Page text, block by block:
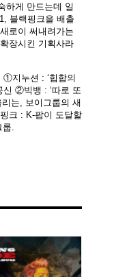
하게 만드는데 일
블랙핑크을 배출
로이 써내려가는
장시킨 기획사라
지누션 : ‘힙합의
신 ②빅뱅 : ‘따로 또
는, 보이그룹의 새
크 : K-팝이 도달할
.